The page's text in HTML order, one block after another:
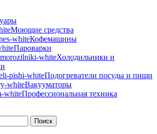
Моющие средства
Кофемашины
Пароварки
Холодильники и
Подогреватели посуды и пищи
Вакууматоры
Профессиональная техника
Поиск